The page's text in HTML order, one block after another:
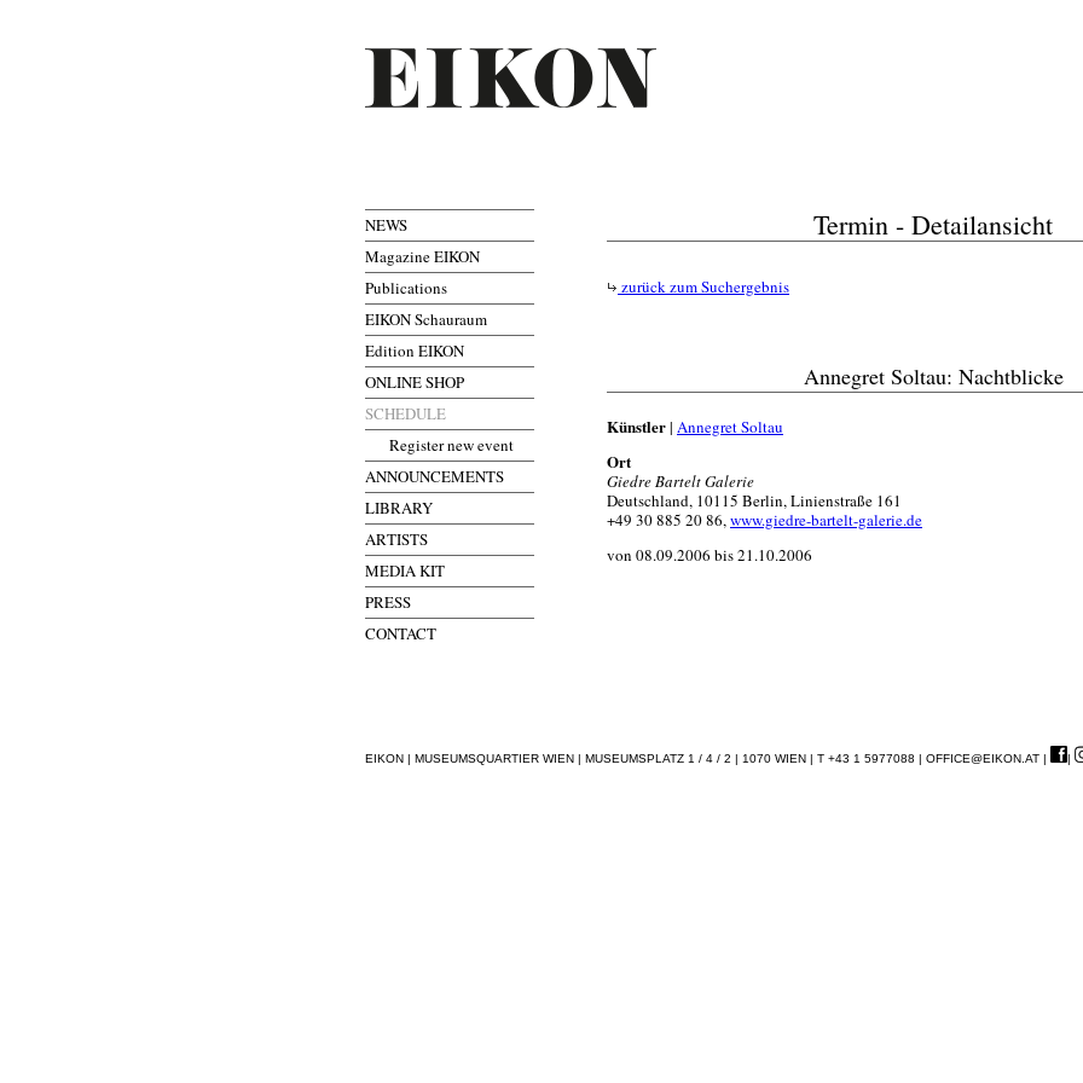
NEWS
Magazine EIKON
Publications
EIKON Schauraum
Edition EIKON
ONLINE SHOP
SCHEDULE
Register new event
ANNOUNCEMENTS
LIBRARY
ARTISTS
MEDIA KIT
PRESS
CONTACT
Termin - Detailansicht
zurück zum Suchergebnis
Annegret Soltau: Nachtblicke
Künstler| Annegret Soltau
Ort
Giedre Bartelt Galerie
Deutschland, 10115 Berlin, Linienstraße 161
+49 30 885 20 86,www.giedre-bartelt-galerie.de
von 08.09.2006 bis 21.10.2006
EIKON | MUSEUMSQUARTIER WIEN | MUSEUMSPLATZ 1 / 4 / 2 | 1070 WIEN | T +43 1 5977088 | OFFICE@EIKON.AT | |